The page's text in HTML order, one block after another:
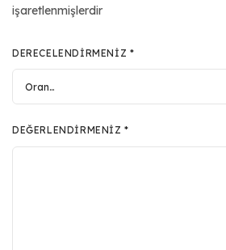
işaretlenmişlerdir
DERECELENDIRMENIZ *
DEĞERLENDIRMENIZ*